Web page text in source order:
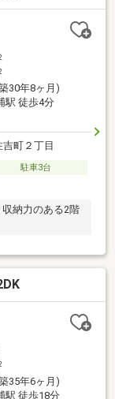
30年8ヶ月)
駅 徒歩4分
町２丁目
駐車3台
収納力のある2階
35年6ヶ月)
駅 徒歩18分